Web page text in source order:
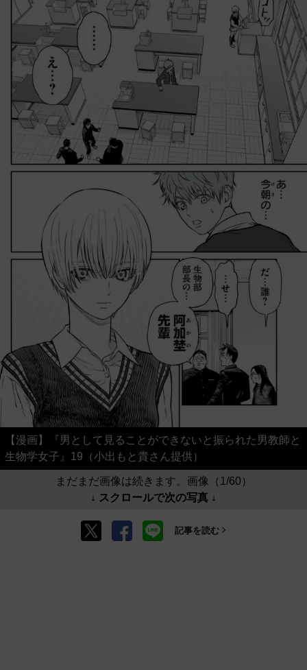
【漫画】『男として見ることができないと振られた男教師と
生物学女子』19（小出もと貴さん提供）
まだまだ画像は続きます。画像（1/60）
↓ スクロールで次の写真 ↓
記事を読む